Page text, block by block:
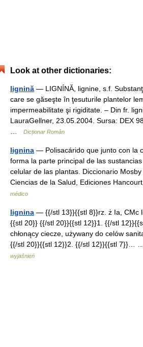
Look at other dictionaries:
lignină — LIGNÍNĂ, lignine, s.f.
care se găseşte în ţesuturile plantelor
impermeabilitate şi rigiditate. – Din fr.
LauraGellner, 23.05.2004. Sursa: DEX
Dicționar Român
lignina — Polisacárido que junto con la
forma la parte principal de las
celular de las plantas. Diccionario
Ciencias de la Salud, Ediciones
médico
lignina — {{/stl 13}}{{stl 8}}rz. ż Ia, CMc
{{stl 20}} {{/stl 20}}{{stl 12}}1. {{/stl
chłonący ciecze, używany do celów
{{/stl 20}}{{stl 12}}2. {{/stl 12}}{{stl 7}}…
wyjaśnień